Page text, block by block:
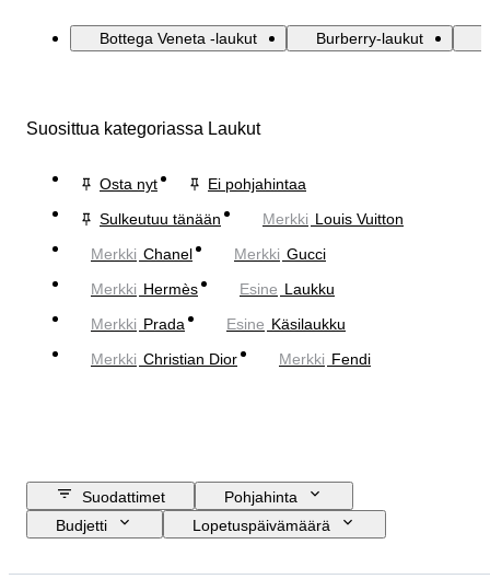
Bottega Veneta -laukut Burberry-laukut
Suosittua kategoriassa Laukut
Osta nyt
Ei pohjahintaa
Sulkeutuu tänään
Merkki Louis Vuitton
Merkki Chanel Merkki Gucci
Merkki Hermès Esine Laukku
Merkki Prada Esine Käsilaukku
Merkki Christian Dior Merkki Fendi
Suodattimet
Pohjahinta
Budjetti
Lopetuspäivämäärä